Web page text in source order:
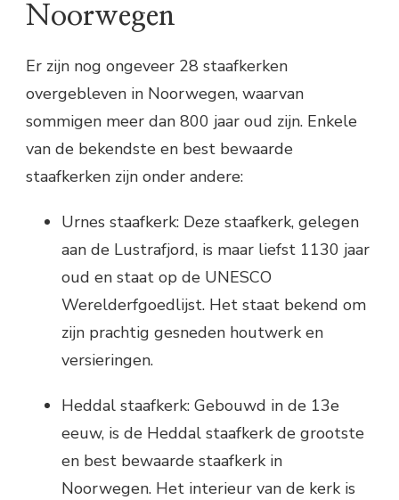
Noorwegen
Er zijn nog ongeveer 28 staafkerken
overgebleven in Noorwegen, waarvan
sommigen meer dan 800 jaar oud zijn. Enkele
van de bekendste en best bewaarde
staafkerken zijn onder andere:
Urnes staafkerk: Deze staafkerk, gelegen
aan de Lustrafjord, is maar liefst 1130 jaar
oud en staat op de UNESCO
Werelderfgoedlijst. Het staat bekend om
zijn prachtig gesneden houtwerk en
versieringen.
Heddal staafkerk: Gebouwd in de 13e
eeuw, is de Heddal staafkerk de grootste
en best bewaarde staafkerk in
Noorwegen. Het interieur van de kerk is